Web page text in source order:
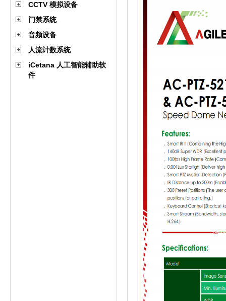
CCTV 模拟设备
门禁系统
音频设备
人流计数系统
iCetana 人工智能辅助软
件